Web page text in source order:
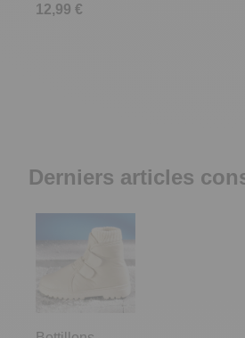
12,99 €
Derniers articles